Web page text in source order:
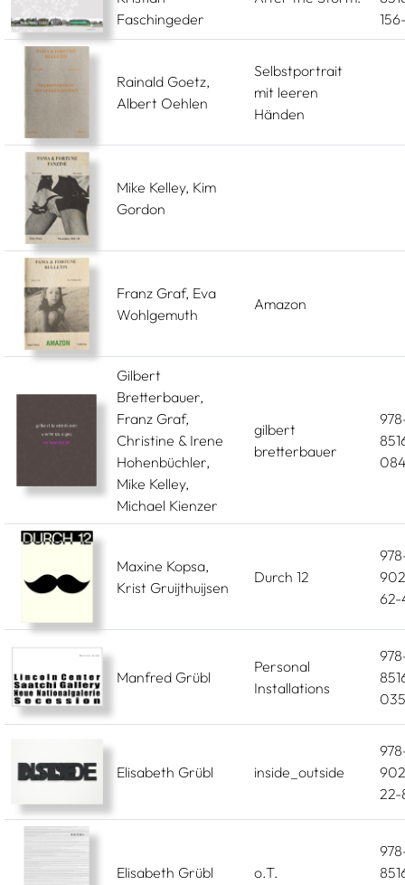
Faschingeder
Rainald Goetz,
Albert Oehlen
Selbstportrait
mit leeren
Händen
Mike Kelley, Kim
Gordon
Franz Graf, Eva
Wohlgemuth
Amazon
Gilbert
Bretterbauer,
Franz Graf,
Christine & Irene
Hohenbüchler,
Mike Kelley,
Michael Kienzer
gilbert
bretterbauer
Maxine Kopsa,
Krist Gruijthuijsen
Durch 12
62-
Manfred Grübl
Personal
Installations
Elisabeth Grübl inside_outside
22-
Elisabeth Grübl o.T.